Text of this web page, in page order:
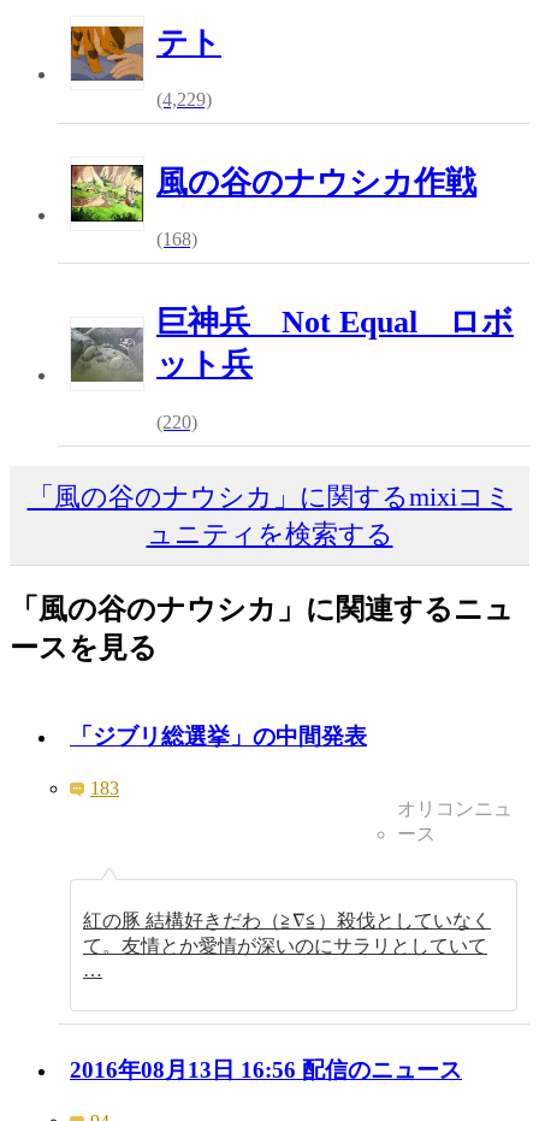
テト
(4,229)
風の谷のナウシカ作戦
(168)
巨神兵 Not Equal ロボ
ット兵
(220)
「風の谷のナウシカ」に関するmixiコミ
ュニティを検索する
「風の谷のナウシカ」に関連するニュ
ースを見る
「ジブリ総選挙」の中間発表
183
オリコンニュ
ース
紅の豚 結構好きだわ（≧∇≦）殺伐としていなく
て。友情とか愛情が深いのにサラリとしていて
…
2016年08月13日 16:56 配信のニュース